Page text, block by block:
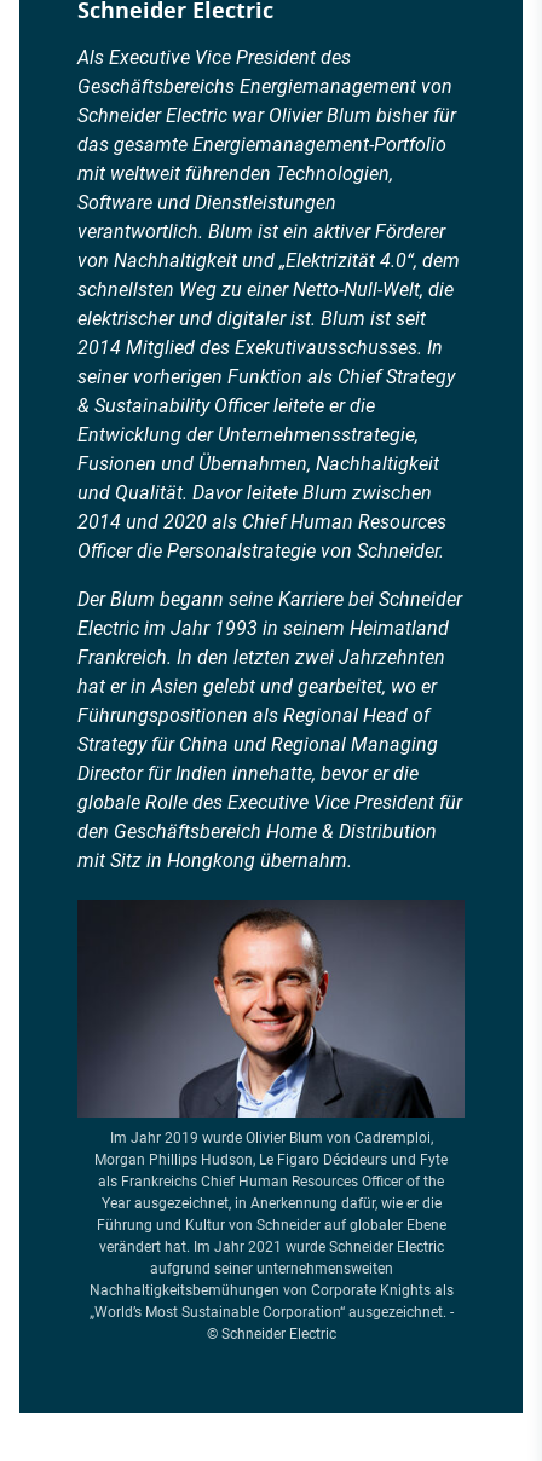
Schneider Electric
Als Executive Vice President des
Geschäftsbereichs Energiemanagement von
Schneider Electric war Olivier Blum bisher für
das gesamte Energiemanagement-Portfolio
mit weltweit führenden Technologien,
Software und Dienstleistungen
verantwortlich. Blum ist ein aktiver Förderer
von Nachhaltigkeit und „Elektrizität 4.0“, dem
schnellsten Weg zu einer Netto-Null-Welt, die
elektrischer und digitaler ist. Blum ist seit
2014 Mitglied des Exekutivausschusses. In
seiner vorherigen Funktion als Chief Strategy
& Sustainability Officer leitete er die
Entwicklung der Unternehmensstrategie,
Fusionen und Übernahmen, Nachhaltigkeit
und Qualität. Davor leitete Blum zwischen
2014 und 2020 als Chief Human Resources
Officer die Personalstrategie von Schneider.
Der Blum begann seine Karriere bei Schneider
Electric im Jahr 1993 in seinem Heimatland
Frankreich. In den letzten zwei Jahrzehnten
hat er in Asien gelebt und gearbeitet, wo er
Führungspositionen als Regional Head of
Strategy für China und Regional Managing
Director für Indien innehatte, bevor er die
globale Rolle des Executive Vice President für
den Geschäftsbereich Home & Distribution
mit Sitz in Hongkong übernahm.
Im Jahr 2019 wurde Olivier Blum von Cadremploi,
Morgan Phillips Hudson, Le Figaro Décideurs und Fyte
als Frankreichs Chief Human Resources Officer of the
Year ausgezeichnet, in Anerkennung dafür, wie er die
Führung und Kultur von Schneider auf globaler Ebene
verändert hat. Im Jahr 2021 wurde Schneider Electric
aufgrund seiner unternehmensweiten
Nachhaltigkeitsbemühungen von Corporate Knights als
„World’s Most Sustainable Corporation“ ausgezeichnet. -
© Schneider Electric